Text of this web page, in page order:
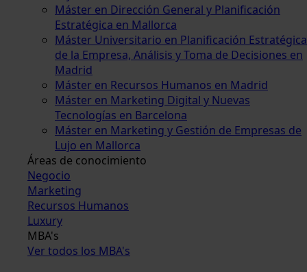
Máster en Dirección General y Planificación
Estratégica en Mallorca
Máster Universitario en Planificación Estratégica
de la Empresa, Análisis y Toma de Decisiones en
Madrid
Máster en Recursos Humanos en Madrid
Máster en Marketing Digital y Nuevas
Tecnologías en Barcelona
Máster en Marketing y Gestión de Empresas de
Lujo en Mallorca
Áreas de conocimiento
Negocio
Marketing
Recursos Humanos
Luxury
MBA's
Ver todos los MBA's